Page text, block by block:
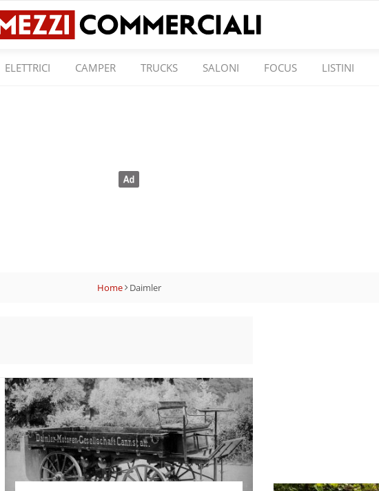
ELETTRICI CAMPER TRUCKS SALONI FOCUS LISTINI
Home Daimler